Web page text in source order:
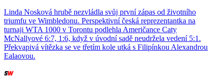
Linda Nosková hrubě nezvládla svůj první zápas od životního
triumfu ve Wimbledonu. Perspektivní česká reprezentantka na
turnaji WTA 1000 v Torontu podlehla Američance Caty
McNallyové 6:7, 1:6, když v úvodní sadě neudržela vedení 5:1.
Překvapivá vítězka se ve třetím kole utká s Filipínkou Alexandrou
Ealaovou.